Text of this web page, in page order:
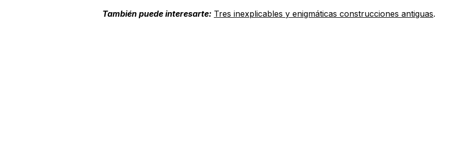
También puede interesarte: Tres inexplicables y enigmáticas construcciones antiguas.